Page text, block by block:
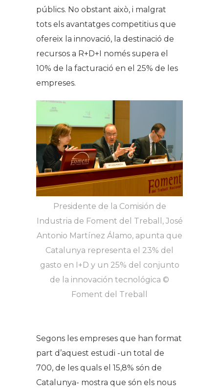
públics. No obstant això, i malgrat
tots els avantatges competitius que
ofereix la innovació, la destinació de
recursos a R+D+I només supera el
10% de la facturació en el 25% de les
empreses.
Presidente de la Comisión de
Industria de Foment del Treball, José
Antonio Martínez Álamo, apunta que
Catalunya representa el 23% del
gasto en I+D y un 25% del conjunto
de la innovación tecnológica ©
Foment del Treball​
Segons les empreses que han format
part d’aquest estudi -un total de
700, de les quals el 15,8% són de
Catalunya- mostra que són els nous